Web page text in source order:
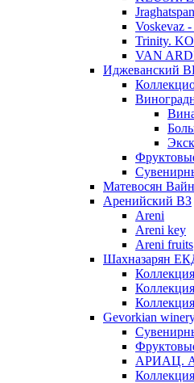
Voskevaz
Trinity.
VAN
Иджеванский
Матевосян Вайн
Аренийский ВЗ
Areni
Areni key
Areni fruits
Шахназарян
Gevorkian
АРИАЦ.